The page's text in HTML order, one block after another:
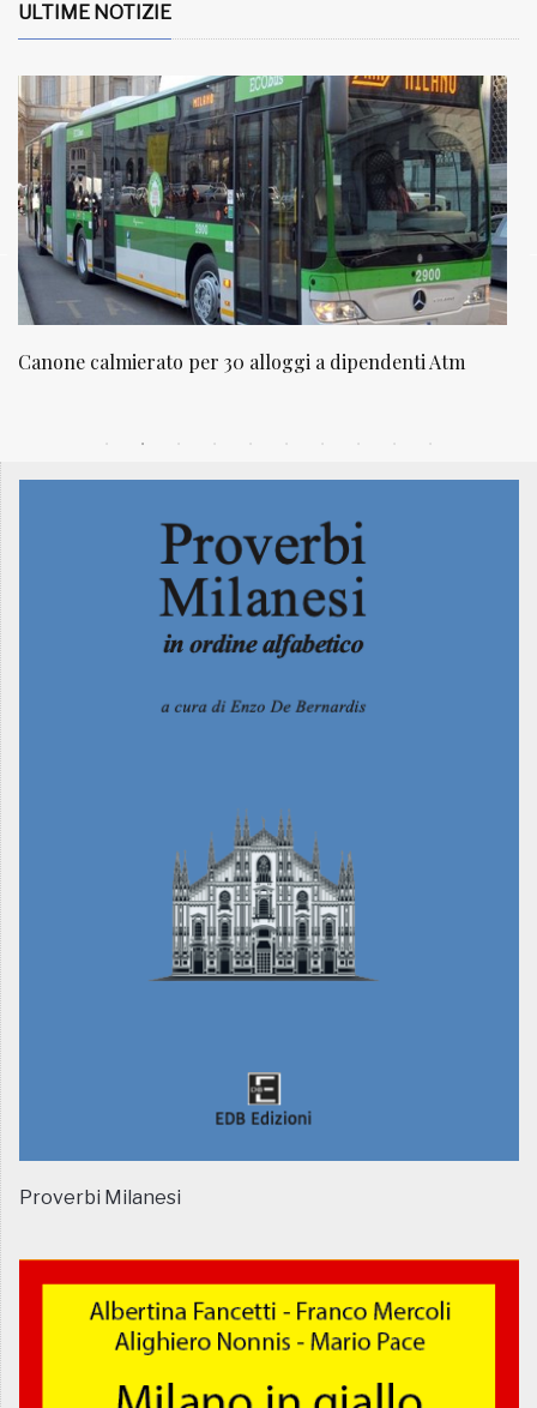
ULTIME NOTIZIE
Atm NATUROPATIA IN BREVE 20/01
Proverbi Milanesi